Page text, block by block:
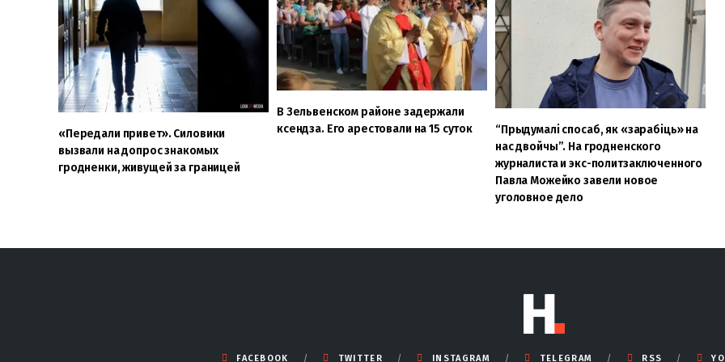
«Передали привет». Силовики
вызвали на допрос знакомых
гродненки, живущей за границей
В Зельвенском районе задержали
ксендза. Его арестовали на 15 суток
“Прыдумалі спосаб, як «зарабіць» на
нас двойчы”. На гродненского
журналиста и экс-политзаключенного
Павла Можейко завели новое
уголовное дело
FACEBOOK TWITTER INSTAGRAM TELEGRAM RSS